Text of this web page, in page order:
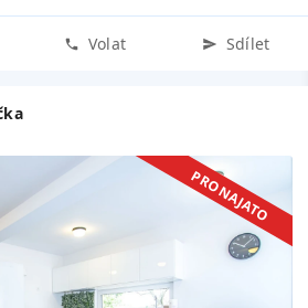
Volat Sdílet
PRONAJATO